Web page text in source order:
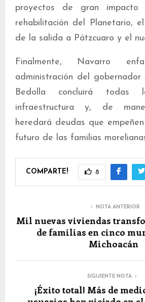
proyectos de gran impacto
rehabilitación del Planetario,
de la salida a Pátzcuaro y el
Finalmente, Navarro
administración del
Bedolla concluirá
infraestructura y, de
heredará deudas que
futuro de las familias
COMPARTE! 8
NOTA ANTERIOR
Mil nuevas viviendas
de familias en cinco
Michoacán
SIGUIENTE NOTA
¡Éxito total! Más de